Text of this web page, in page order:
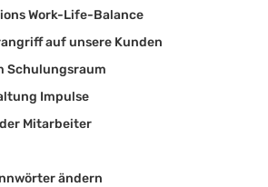
Work-Life-Balance
auf unsere Kunden
Schulungsraum
Impulse
Mitarbeiter
ändern